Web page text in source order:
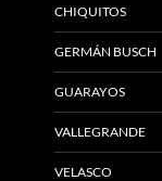
CHIQUITOS
GERMÁN BUSCH
GUARAYOS
VALLEGRANDE
VELASCO